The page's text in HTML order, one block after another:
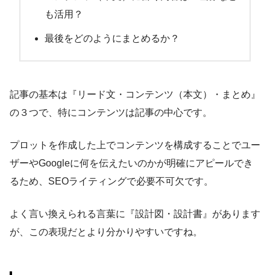
も活用？
最後をどのようにまとめるか？
記事の基本は『リード文・コンテンツ（本文）・まとめ』
の３つで、特にコンテンツは記事の中心です。
プロットを作成した上でコンテンツを構成することでユー
ザーやGoogleに何を伝えたいのかが明確にアピールでき
るため、SEOライティングで必要不可欠です。
よく言い換えられる言葉に『設計図・設計書』があります
が、この表現だとより分かりやすいですね。